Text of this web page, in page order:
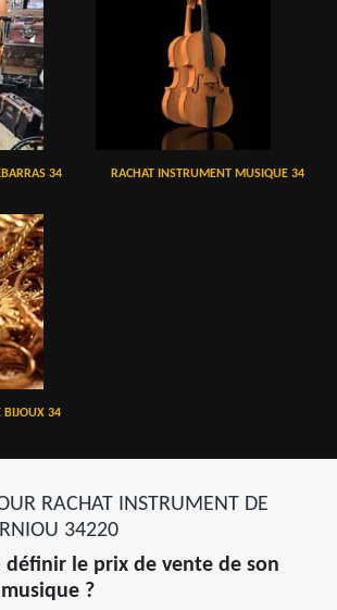
34 RACHAT INSTRUMENT MUSIQUE 34
BIJOUX 34
RACHAT INSTRUMENT DE
34220
définir le prix de vente de son
?